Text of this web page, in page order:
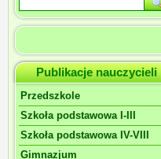
Publikacje nauczycieli
Przedszkole
Szkoła podstawowa I-III
Szkoła podstawowa IV-VIII
Gimnazjum